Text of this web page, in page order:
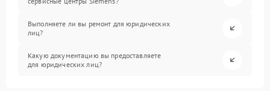
Выполняете ли вы ремонт для юридических
лиц?
Какую документацию вы предоставляете
для юридических лиц?